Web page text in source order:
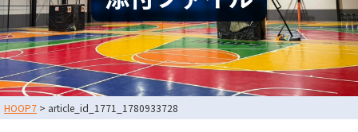
バスケ×BBQ
お知らせ
スタッフブログ
お問い合わせ
利用規約
運営会社情報
採用情報
HOOP7 > article_id_1771_1780933728